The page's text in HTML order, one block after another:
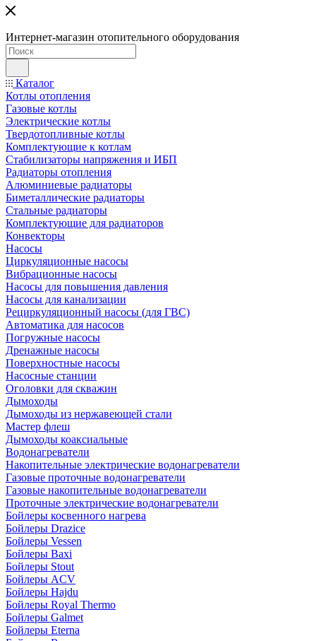
Интернет-магазин отопительного оборудования
Каталог
Котлы отопления
Газовые котлы
Электрические котлы
Твердотопливные котлы
Комплектующие к котлам
Стабилизаторы напряжения и ИБП
Радиаторы отопления
Алюминиевые радиаторы
Биметаллические радиаторы
Стальные радиаторы
Комплектующие для радиаторов
Конвекторы
Насосы
Циркуляционные насосы
Вибрационные насосы
Насосы для повышения давления
Насосы для канализации
Рециркуляционный насосы (для ГВС)
Автоматика для насосов
Погружные насосы
Дренажные насосы
Поверхностные насосы
Насосные станции
Оголовки для скважин
Дымоходы
Дымоходы из нержавеющей стали
Мастер флеш
Дымоходы коаксиальные
Водонагреватели
Накопительные электрические водонагреватели
Газовые проточные водонагреватели
Газовые накопительные водонагреватели
Проточные электрические водонагреватели
Бойлеры косвенного нагрева
Бойлеры Drazice
Бойлеры Vessen
Бойлеры Baxi
Бойлеры Stout
Бойлеры ACV
Бойлеры Hajdu
Бойлеры Royal Thermo
Бойлеры Galmet
Бойлеры Eterna